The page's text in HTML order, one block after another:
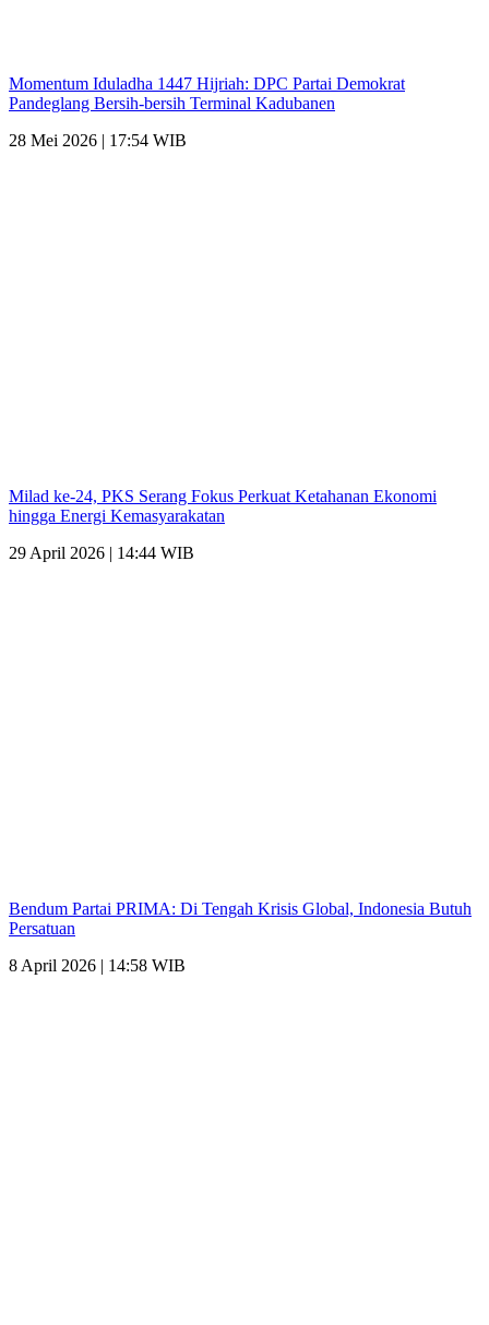
Momentum Iduladha 1447 Hijriah: DPC Partai Demokrat
Pandeglang Bersih-bersih Terminal Kadubanen
28 Mei 2026 | 17:54 WIB
Milad ke-24, PKS Serang Fokus Perkuat Ketahanan Ekonomi
hingga Energi Kemasyarakatan
29 April 2026 | 14:44 WIB
Bendum Partai PRIMA: Di Tengah Krisis Global, Indonesia Butuh
Persatuan
8 April 2026 | 14:58 WIB